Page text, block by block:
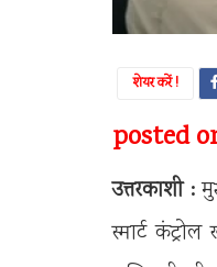
शेयर करें !
posted
उत्तरकाशी :
स्मार्ट